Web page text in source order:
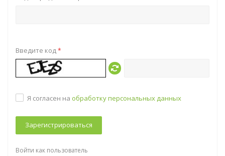
Введите код*
Я согласен на обработку персональных данных
Зарегистрироваться
Войти как пользователь